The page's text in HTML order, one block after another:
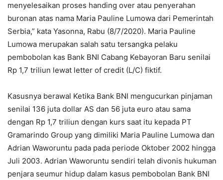
menyelesaikan proses handing over atau penyerahan
buronan atas nama Maria Pauline Lumowa dari Pemerintah
Serbia,” kata Yasonna, Rabu (8/7/2020). Maria Pauline
Lumowa merupakan salah satu tersangka pelaku
pembobolan kas Bank BNI Cabang Kebayoran Baru senilai
Rp 1,7 triliun lewat letter of credit (L/C) fiktif.
Kasusnya berawal Ketika Bank BNI mengucurkan pinjaman
senilai 136 juta dollar AS dan 56 juta euro atau sama
dengan Rp 1,7 triliun dengan kurs saat itu kepada PT
Gramarindo Group yang dimiliki Maria Pauline Lumowa dan
Adrian Waworuntu pada pada periode Oktober 2002 hingga
Juli 2003. Adrian Waworuntu sendiri telah divonis hukuman
penjara seumur hidup dalam kasus pembobolan Bank BNI